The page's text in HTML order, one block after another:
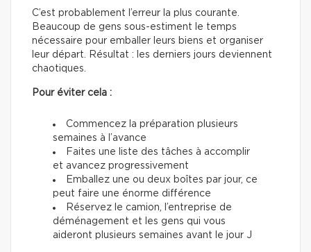
C’est probablement l’erreur la plus courante.
Beaucoup de gens sous-estiment le temps
nécessaire pour emballer leurs biens et organiser
leur départ. Résultat : les derniers jours deviennent
chaotiques.
Pour éviter cela :
Commencez la préparation plusieurs
semaines à l’avance
Faites une liste des tâches à accomplir
et avancez progressivement
Emballez une ou deux boîtes par jour, ce
peut faire une énorme différence
Réservez le camion, l’entreprise de
déménagement et les gens qui vous
aideront plusieurs semaines avant le jour J